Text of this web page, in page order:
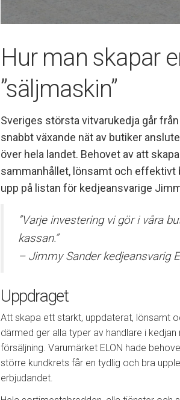
Hur man skapar
”säljmaskin”
Sveriges största vitvarukedja går
snabbt växande nät av butiker
över hela landet. Behovet av att
sammanhållet, lönsamt och effektivt
upp på listan för kedjeansvarige
”Varje investering vi gör i våra
kassan.”
– Jimmy Sander kedjeansvarig
Uppdraget
Att skapa ett starkt, uppdaterat, lönsamt
därmed ger alla typer av handlare i
försäljning. Varumärket ELON hade
större kundkrets får en tydlig och bra
erbjudandet.